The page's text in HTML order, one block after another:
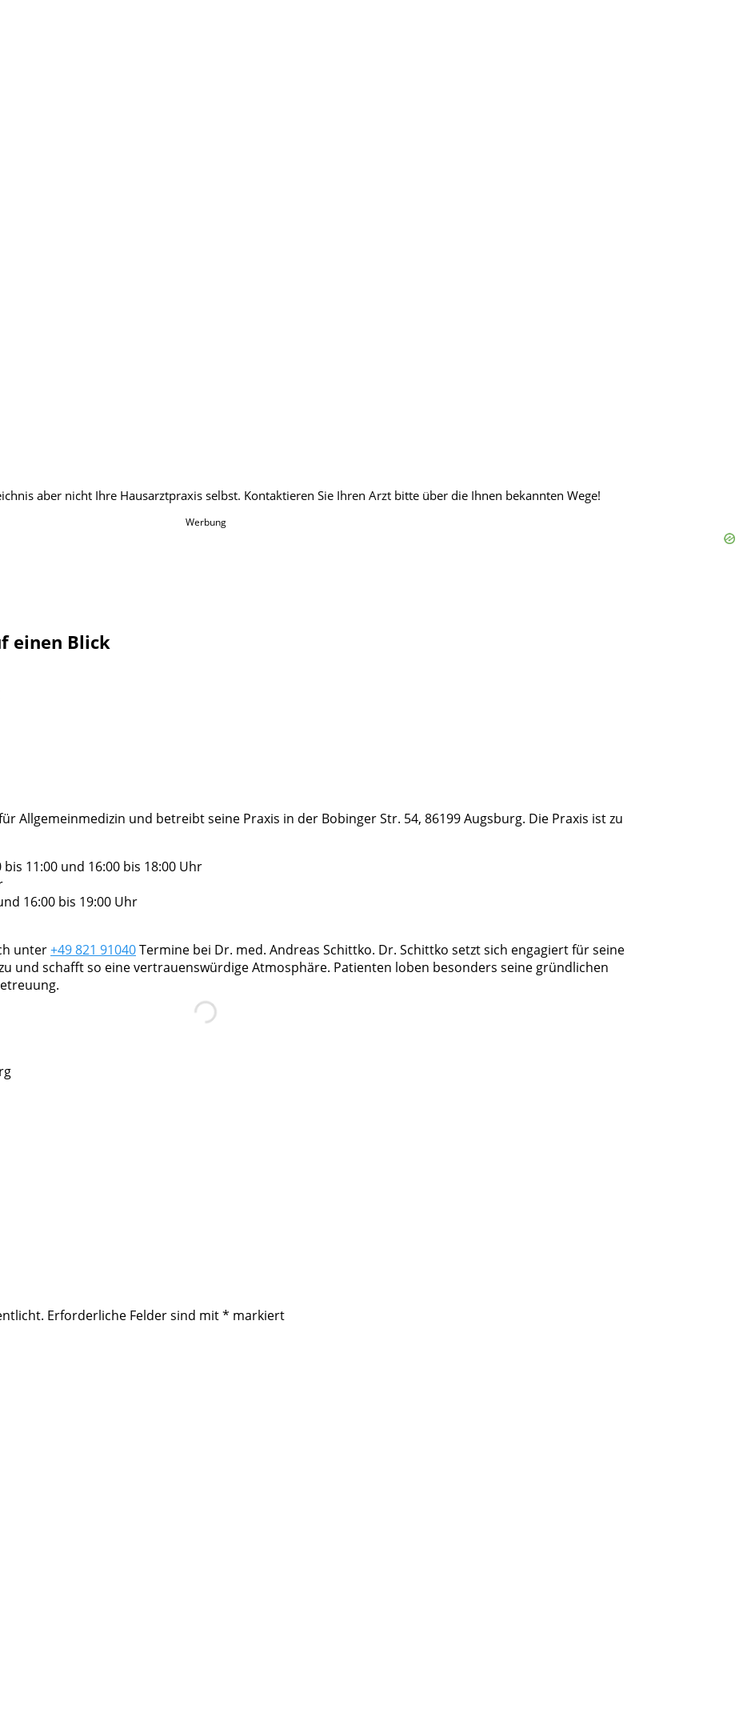
Werbung
einen Blick
Allgemeinmedizin und betreibt seine Praxis in der Bobinger Str. 54, 86199 Augsburg. Die Praxis ist zu
11:00 und 16:00 bis 18:00 Uhr
16:00 bis 19:00 Uhr
unter+49 821 91040Termine bei Dr. med. Andreas Schittko. Dr. Schittko setzt sich engagiert für seine
und schafft so eine vertrauenswürdige Atmosphäre. Patienten loben besonders seine gründlichen
Erforderliche Felder sind mit* markiert